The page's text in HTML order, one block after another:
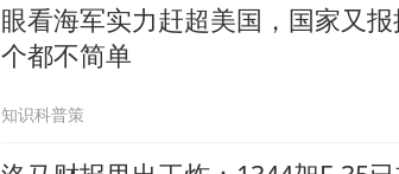
眼看海军实力赶超美国，国家又
个都不简单
知识科普策